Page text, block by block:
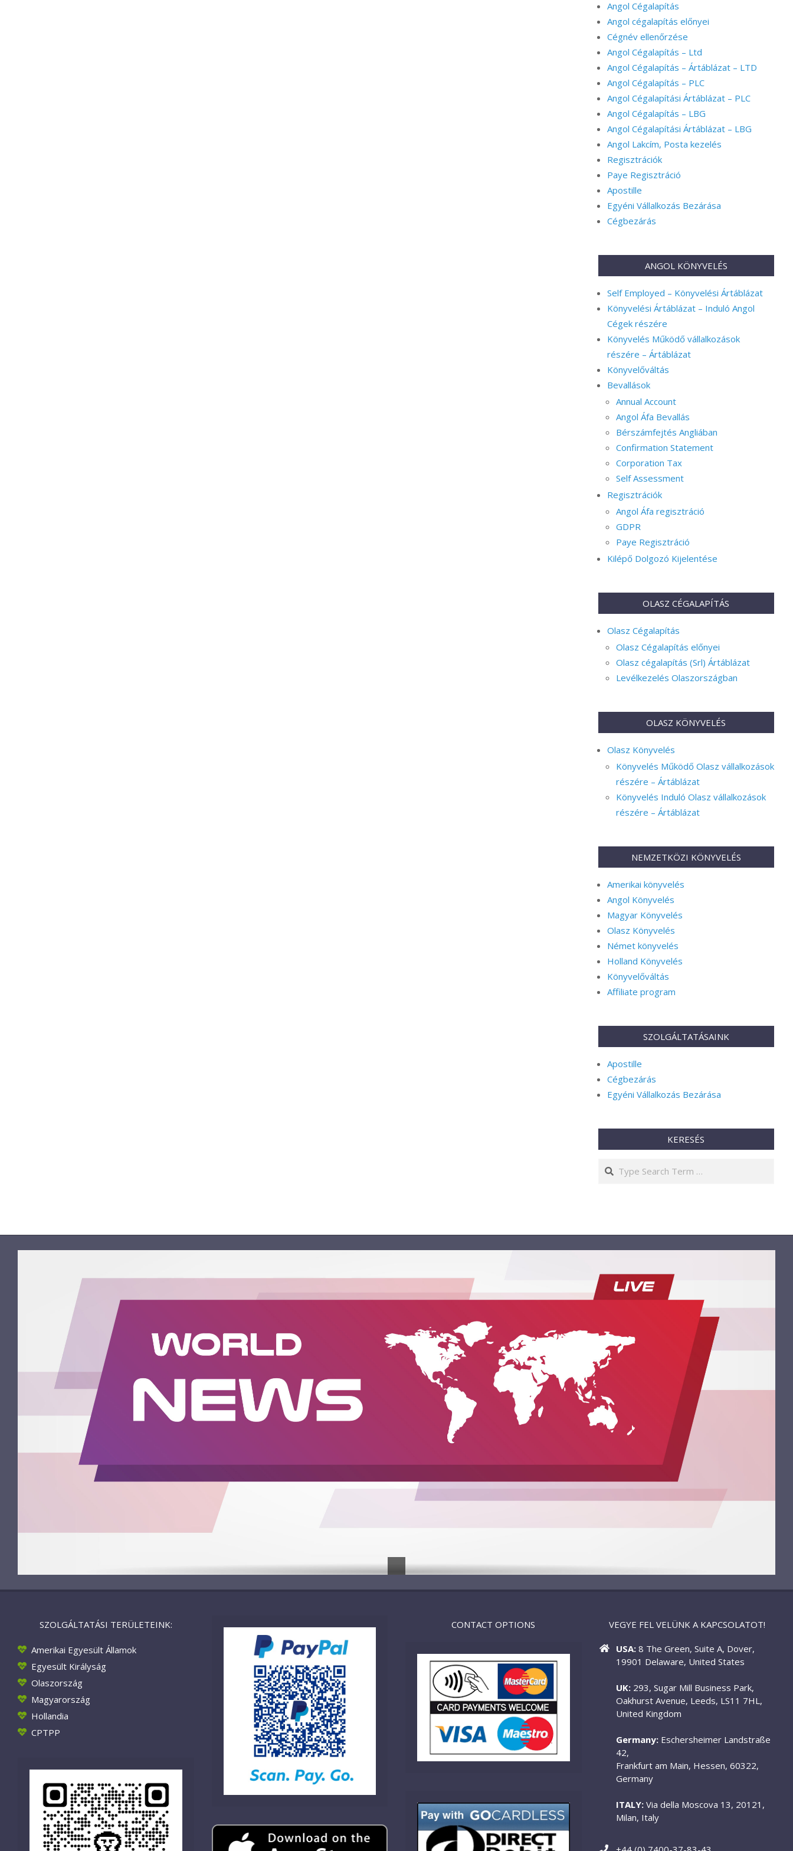
Angol Cégalapítás
Angol cégalapítás előnyei
Cégnév ellenőrzése
Angol Cégalapítás – Ltd
Angol Cégalapítás – Ártáblázat – LTD
Angol Cégalapítás – PLC
Angol Cégalapítási Ártáblázat – PLC
Angol Cégalapítás – LBG
Angol Cégalapítási Ártáblázat – LBG
Angol Lakcím, Posta kezelés
Regisztrációk
Paye Regisztráció
Apostille
Egyéni Vállalkozás Bezárása
Cégbezárás
ANGOL KÖNYVELÉS
Self Employed – Könyvelési Ártáblázat
Könyvelési Ártáblázat – Induló Angol
Cégek részére
Könyvelés Működő vállalkozások
részére – Ártáblázat
Könyvelőváltás
Bevallások
Annual Account
Angol Áfa Bevallás
Bérszámfejtés Angliában
Confirmation Statement
Corporation Tax
Self Assessment
Regisztrációk
Angol Áfa regisztráció
GDPR
Paye Regisztráció
Kilépő Dolgozó Kijelentése
OLASZ CÉGALAPÍTÁS
Olasz Cégalapítás
Olasz Cégalapítás előnyei
Olasz cégalapítás (Srl) Ártáblázat
Levélkezelés Olaszországban
OLASZ KÖNYVELÉS
Olasz Könyvelés
Könyvelés Működő Olasz vállalkozások
részére – Ártáblázat
Könyvelés Induló Olasz vállalkozások
részére – Ártáblázat
NEMZETKÖZI KÖNYVELÉS
Amerikai könyvelés
Angol Könyvelés
Magyar Könyvelés
Olasz Könyvelés
Német könyvelés
Holland Könyvelés
Könyvelőváltás
Affiliate program
SZOLGÁLTATÁSAINK
Apostille
Cégbezárás
Egyéni Vállalkozás Bezárása
KERESÉS
Search
SZOLGÁLTATÁSI TERÜLETEINK:
Amerikai Egyesült Államok
Egyesült Királyság
Olaszország
Magyarország
Hollandia
CPTPP
CONTACT OPTIONS VEGYE FEL VELÜNK A KAPCSOLATOT!
USA: 8 The Green, Suite A, Dover,
19901 Delaware, United States
UK: 293, Sugar Mill Business Park,
Oakhurst Avenue, Leeds, LS11 7HL,
United Kingdom
Germany: Eschersheimer Landstraße
42,
Frankfurt am Main, Hessen, 60322,
Germany
ITALY: Via della Moscova 13, 20121,
Milan, Italy